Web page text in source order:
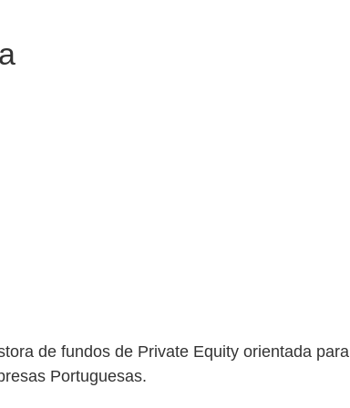
de fundos de Private Equity orientada para
Portuguesas.